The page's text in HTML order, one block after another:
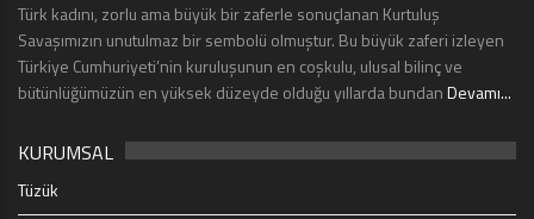
Türk kadını, zorlu ama büyük bir zaferle sonuçlanan Kurtuluş
Savaşımızın unutulmaz bir sembolü olmuştur. Bu büyük zaferi izleyen
Türkiye Cumhuriyeti’nin kuruluşunun en coşkulu, ulusal bilinç ve
bütünlüğümüzün en yüksek düzeyde olduğu yıllarda bundanDevamı...
KURUMSAL
Tüzük